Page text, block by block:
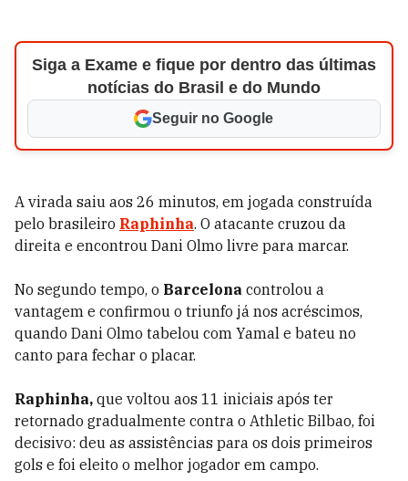
Siga a Exame e fique por dentro das últimas
notícias do Brasil e do Mundo
Seguir no Google
A virada saiu aos 26 minutos, em jogada construída
pelo brasileiro Raphinha. O atacante cruzou da
direita e encontrou Dani Olmo livre para marcar.
No segundo tempo, o Barcelona controlou a
vantagem e confirmou o triunfo já nos acréscimos,
quando Dani Olmo tabelou com Yamal e bateu no
canto para fechar o placar.
Raphinha, que voltou aos 11 iniciais após ter
retornado gradualmente contra o Athletic Bilbao, foi
decisivo: deu as assistências para os dois primeiros
gols e foi eleito o melhor jogador em campo.